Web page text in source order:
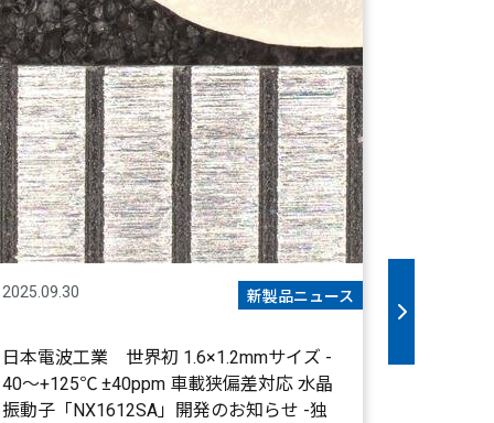
2025.09.30 新製品ニュース
日本電波工業 世界初 1.6×1.2mmサイズ -
40～+125℃ ±40ppm 車載狭偏差対応 水晶
振動子「NX1612SA」開発のお知らせ -独